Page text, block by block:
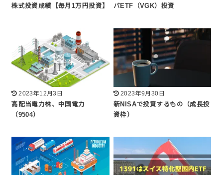
株式投資成績【毎月1万円投資】
パETF（VGK）投資
2023年12月3日
高配当電力株、中国電力
（9504）
2023年9月30日
新NISAで投資するもの（成長投
資枠）